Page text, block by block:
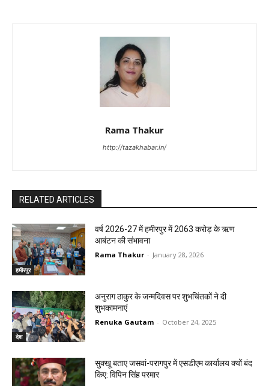
Rama Thakur
http://tazakhabar.in/
RELATED ARTICLES
हमीरपुर
वर्ष 2026-27 में हमीरपुर में 2063 करोड़ के ऋण
आबंटन की संभावना
Rama Thakur - January 28, 2026
देश
अनुराग ठाकुर के जन्मदिवस पर शुभचिंतकों ने दी
शुभकामनाएं
Renuka Gautam - October 24, 2025
सुक्खू बताए जसवां-परागपुर में एसडीएम कार्यालय क्यों बंद
किए: विपिन सिंह परमार